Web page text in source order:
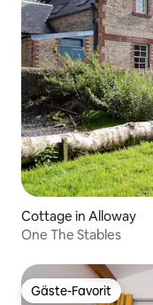
Cottage in Alloway
One The Stables
Gäste-Favorit
Gäste-Favorit